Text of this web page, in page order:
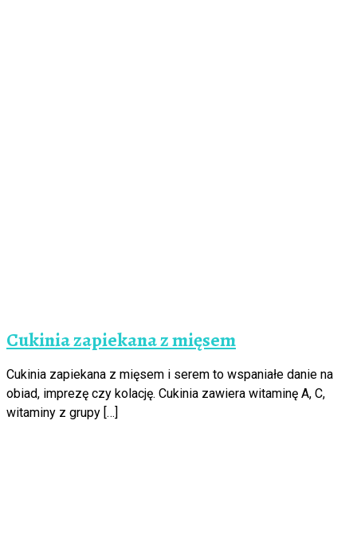
Cukinia zapiekana z mięsem
Cukinia zapiekana z mięsem i serem to wspaniałe danie na
obiad, imprezę czy kolację. Cukinia zawiera witaminę A, C,
witaminy z grupy […]